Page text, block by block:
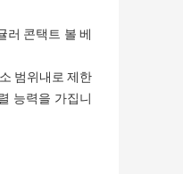
러 콘택트 볼 베
범위내로 제한
능력을 가집니